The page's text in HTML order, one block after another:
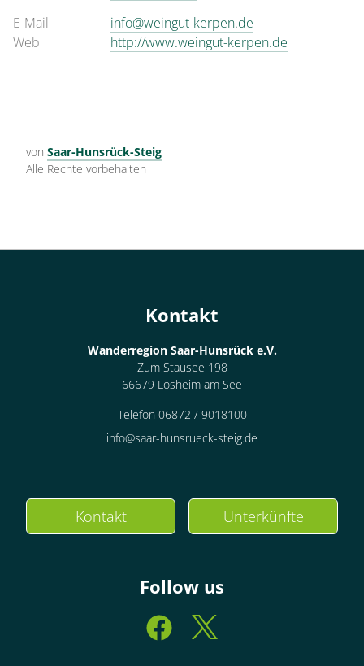
E-Mail
info@weingut-kerpen.de
Web
http://www.weingut-kerpen.de
von Saar-Hunsrück-Steig
Alle Rechte vorbehalten
Kontakt
Wanderregion Saar-Hunsrück e.V.
Zum Stausee 198
66679 Losheim am See
Telefon 06872 / 9018100
info@saar-hunsrueck-steig.de
Kontakt Unterkünfte
Follow us